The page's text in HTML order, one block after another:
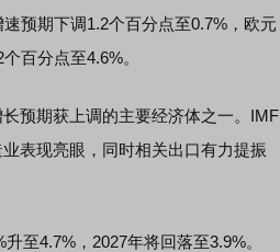
预期下调1.2个百分点至0.7%，欧元
百分点至4.6%。
预期获上调的主要经济体之一。IMF
表现亮眼，同时相关出口有力提振
4.7%，2027年将回落至3.9%。